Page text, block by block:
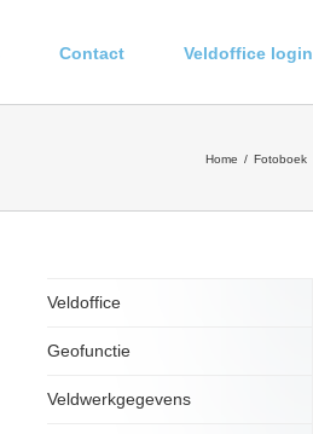
Contact Veldoffice login
Home Fotoboek
Veldoffice
Geofunctie
Veldwerkgegevens